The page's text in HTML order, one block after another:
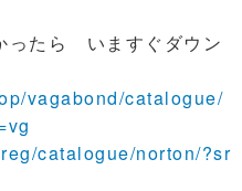
いますぐダウン
vagabond/catalogue/
catalogue/norton/?sr